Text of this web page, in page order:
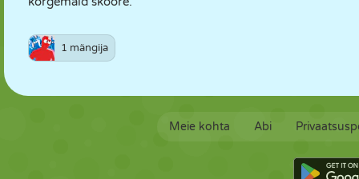
1 mängija
Meie kohta Abi